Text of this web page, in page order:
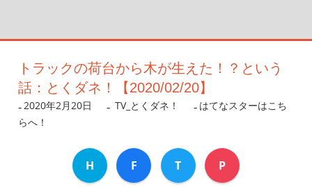
トラックの荷台から木が生えた！？という
話：とくダネ！【2020/02/20】
2020年2月20日 nanigoto
TV_とくダネ！
はてなスターはこち
らへ！
H F T P